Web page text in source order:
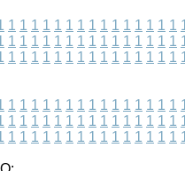
1 1 1 1 1 1 1 1 1 1 1 1 1 1 1
1 1 1 1 1 1 1 1 1 1 1 1 1 1 1
1 1 1 1 1 1 1 1 1 1 1 1 1 1 1
1 1 1 1 1 1 1 1 1 1 1 1 1 1 1
1 1 1 1 1 1 1 1 1 1 1 1 1 1 1
1 1 1 1 1 1 1 1 1 1 1 1 1 1 1